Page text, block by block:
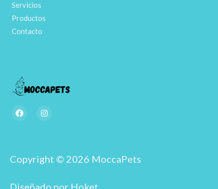
F
a
k
I
n
r
a
Servicios
Productos
Contacto
Copyright © 2026 MoccaPets
Diseñado por Hoket